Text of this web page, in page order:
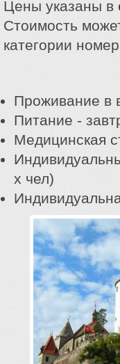
Цены указаны в
Стоимость
категории
Проживание в
Питание -
Медицинская
х чел)